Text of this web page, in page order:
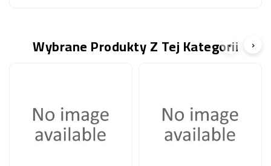
Wybrane Produkty Z Tej Kategorii
‹ ›